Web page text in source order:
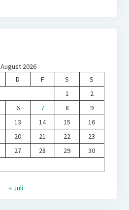
August 2026
D F S
S
1
2
6 7 8
9
13 14 15
16
20 21 22
23
27 28 29
30
« Juli